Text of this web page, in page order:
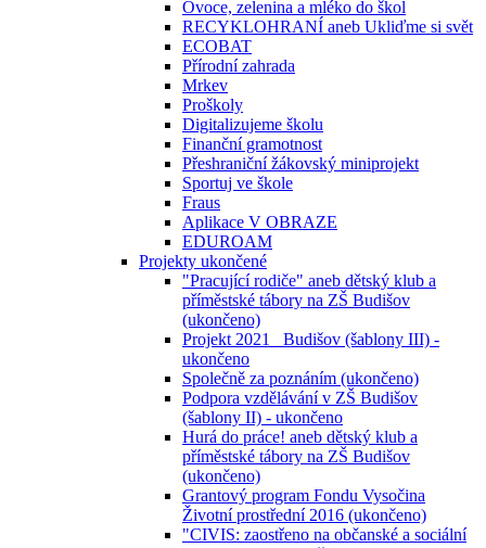
Ovoce, zelenina a mléko do škol
RECYKLOHRANÍ aneb Ukliďme si svět
ECOBAT
Přírodní zahrada
Mrkev
Proškoly
Digitalizujeme školu
Finanční gramotnost
Přeshraniční žákovský miniprojekt
Sportuj ve škole
Fraus
Aplikace V OBRAZE
EDUROAM
Projekty ukončené
"Pracující rodiče" aneb dětský klub a
příměstské tábory na ZŠ Budišov
(ukončeno)
Projekt 2021_ Budišov (šablony III) -
ukončeno
Společně za poznáním (ukončeno)
Podpora vzdělávání v ZŠ Budišov
(šablony II) - ukončeno
Hurá do práce! aneb dětský klub a
příměstské tábory na ZŠ Budišov
(ukončeno)
Grantový program Fondu Vysočina
Životní prostřední 2016 (ukončeno)
"CIVIS: zaostřeno na občanské a sociální